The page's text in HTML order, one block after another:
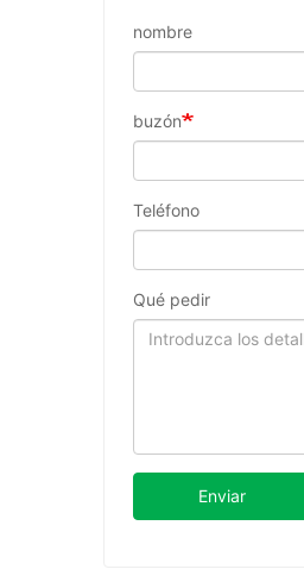
nombre
buzón
Teléfono
Qué pedir
Enviar